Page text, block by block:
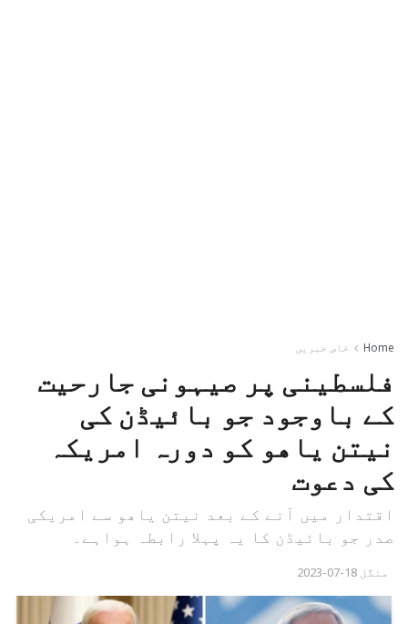
Home خاص خبریں
فلسطینی پر صیہونی جارحیت
کے باوجود جو بائیڈن کی
نیتن یاھو کو دورہ امریکہ
کی دعوت
اقتدار میں آنے کے بعد نیتن یاھو سے امریکی
صدر جو بائیڈن کا یہ پہلا رابطہ ہواہے۔
منگل 18-07-2023